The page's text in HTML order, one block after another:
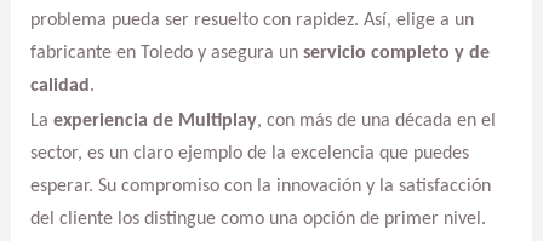
problema pueda ser resuelto con rapidez. Así, elige a un
fabricante en Toledo y asegura un servicio completo y de
calidad.
La experiencia de Multiplay, con más de una década en el
sector, es un claro ejemplo de la excelencia que puedes
esperar. Su compromiso con la innovación y la satisfacción
del cliente los distingue como una opción de primer nivel.